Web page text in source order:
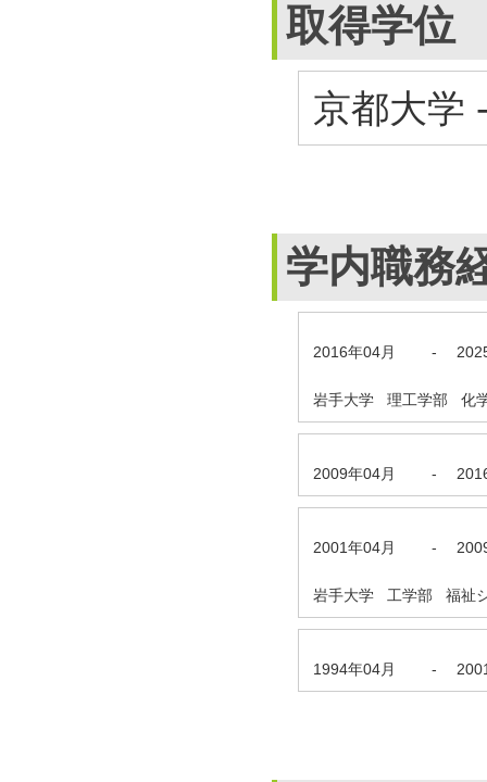
取得学位
京都大学
学内職務
2016年04月 -
岩手大学 理工学部 化
2009年04月 -
2001年04月 -
岩手大学 工学部 福祉
1994年04月 -